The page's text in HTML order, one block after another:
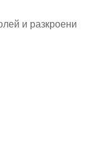
и разкроени